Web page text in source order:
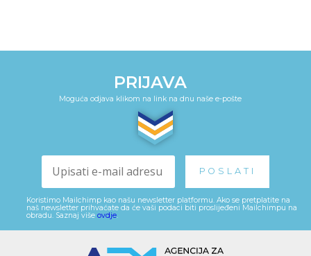
PRIJAVA
Moguća odjava klikom na link na dnu naše e-pošte
Koristimo Mailchimp kao našu newsletter platformu. Ako se pretplatite na
naš newsletter prihvaćate da će vaši podaci biti proslijeđeni Mailchimpu na
obradu. Saznaj više ovdje